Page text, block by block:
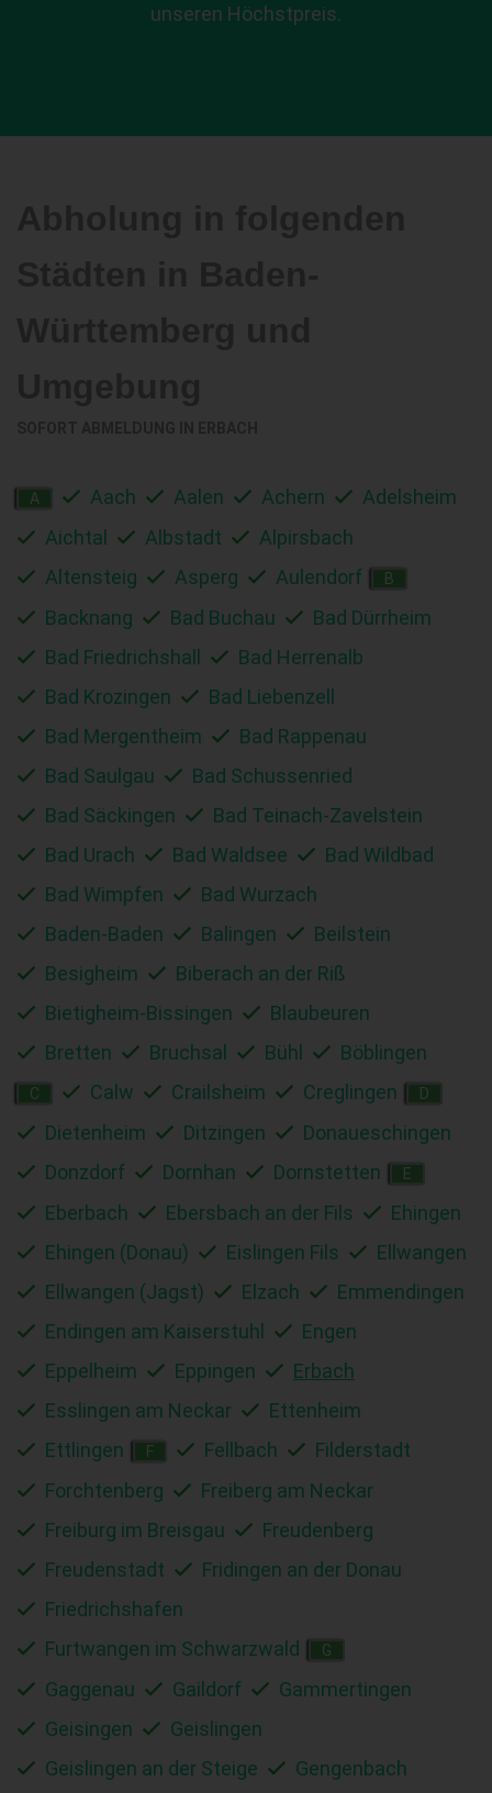
unseren Höchstpreis.
A Aach Aalen Achern
Adelsheim
Aichtal
Albstadt
Alpirsbach
Altensteig
Asperg Aulendorf B
Backnang Bad Buchau
Bad Dürrheim
Bad Friedrichshall
Bad Herrenalb
Bad Krozingen
Bad Liebenzell
Bad Mergentheim
Bad Rappenau
Bad Saulgau
Bad Schussenried
Bad Säckingen
Bad Teinach-Zavelstein
Bad Urach
Bad Waldsee
Bad Wildbad
Bad Wimpfen
Bad Wurzach
Baden-Baden
Balingen
Beilstein
Besigheim
Biberach an der Riß
Bietigheim-Bissingen
Blaubeuren
Bretten
Bruchsal Bühl Böblingen
C Calw Crailsheim Creglingen D
Dietenheim Ditzingen
Donaueschingen
Donzdorf
Dornhan Dornstetten E
Eberbach Ebersbach an der Fils
Ehingen
Ehingen (Donau)
Eislingen Fils
Ellwangen
Ellwangen (Jagst)
Elzach
Emmendingen
Endingen am Kaiserstuhl
Engen
Eppelheim
Eppingen
Erbach
Esslingen am Neckar
Ettenheim
Ettlingen
F Fellbach
Filderstadt
Forchtenberg
Freiberg am Neckar
Freiburg im Breisgau
Freudenberg
Freudenstadt
Fridingen an der Donau
Friedrichshafen
Furtwangen im Schwarzwald
G
Gaggenau Gaildorf
Gammertingen
Geisingen
Geislingen
Geislingen an der Steige
Gengenbach